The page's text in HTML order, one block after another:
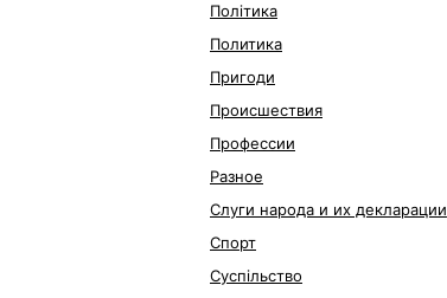
Політика
Политика
Пригоди
Происшествия
Профессии
Разное
Слуги народа и их декларации
Спорт
Суспільство